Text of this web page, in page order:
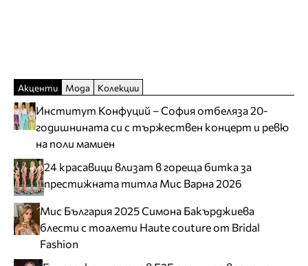
Акценти Мода Колекции
Институт Конфуций – София отбеляза 20-
годишнината си с тържествен концерт и ревю
на поли мамиен
24 красавици влизат в гореща битка за
престижната титла Мис Варна 2026
Мис България 2025 Симона Бакърджиева
блести с тоалети Haute couture от Bridal
Fashion